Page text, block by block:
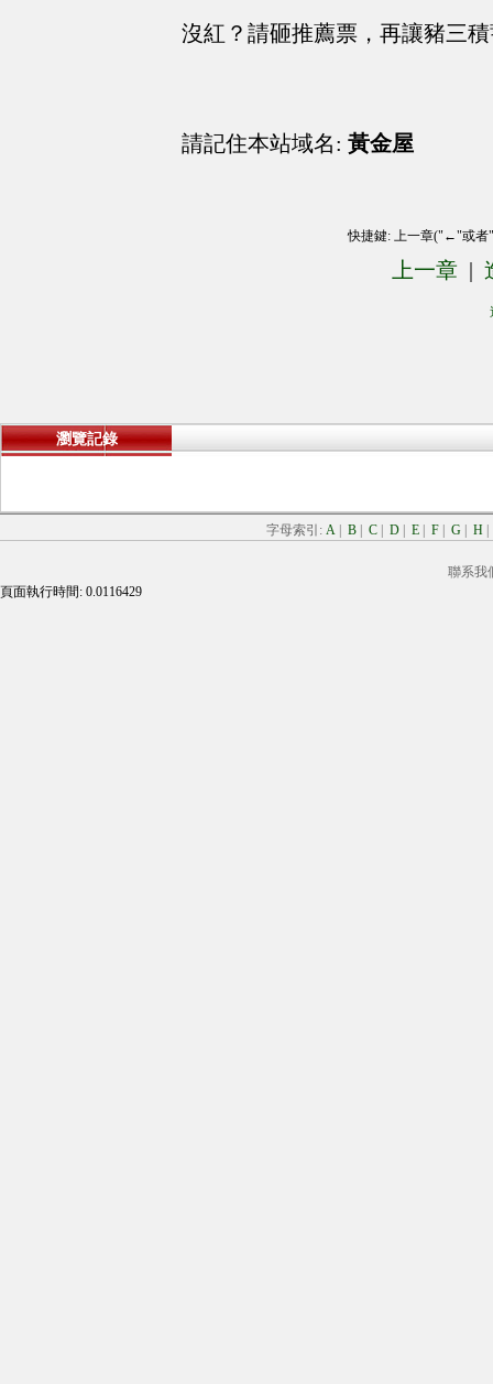
沒紅？請砸推薦票，再讓豬三
請記住本站域名: 黃金屋
快捷鍵: 上一章("←"或
上一章 |
瀏覽記錄
字母索引: A B C D E F G H
聯系我
頁面執行時間: 0.0116429